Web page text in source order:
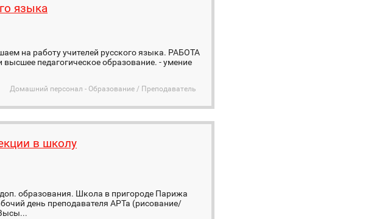
языка
на работу учителей русского языка. РАБОТА
педагогическое образование. - умение
Домашний персонал - Образование / Преподаватель
в школу
образования. Школа в пригороде Парижа
день преподавателя АРТа (рисование/